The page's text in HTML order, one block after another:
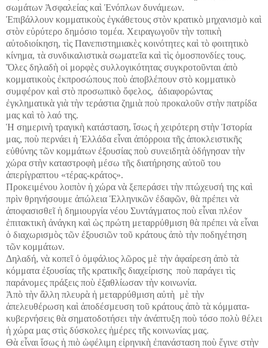
σωμάτων Ἀσφαλείας καὶ Ἐνόπλων δυνάμεων.
Ἐπιβάλλουν κομματικοὺς ἐγκάθετους στὸν κρατικὸ μηχανισμὸ καὶ
στὸν εὐρύτερο δημόσιο τομέα. Χειραγωγοῦν τὴν τοπικὴ
αὐτοδιοίκηση, τὶς Πανεπιστημιακὲς κοινότητες καὶ τὸ φοιτητικὸ
κίνημα, τὰ συνδικαλιστικὰ σωματεῖα καὶ τὶς ὁμοσπονδίες τους.
Ὅλες δηλαδὴ οἱ μορφὲς συλλογικότητας συγκροτοῦνται ἀπὸ
κομματικοὺς ἐκπροσώπους ποὺ ἀποβλέπουν στὸ κομματικὸ
συμφέρον καὶ στὸ προσωπικὸ ὄφελος, ἀδιαφορώντας
ἐγκληματικὰ γιὰ τὴν τεράστια ζημιὰ ποὺ προκαλοῦν στὴν πατρίδα
μας καὶ τὸ λαό της.
Ἡ σημερινὴ τραγικὴ κατάσταση, ἴσως ἡ χειρότερη στὴν Ἱστορία
μας, ποὺ περνάει ἡ Ἑλλάδα εἶναι ἀπόρροια τῆς ἀποκλειστικῆς
εὐθύνης τῶν κομμάτων ἐξουσίας ποὺ συνειδητὰ ὁδήγησαν τὴν
χώρα στὴν καταστροφὴ μέσω τῆς διατήρησης αὐτοῦ του
ἀπερίγραπτου «τέρας-κράτος».
Προκειμένου λοιπὸν ἡ χώρα νὰ ξεπεράσει τὴν πτώχευσή της καὶ
πρὶν θρηνήσουμε ἀπώλεια Ἑλληνικῶν ἐδαφῶν, θὰ πρέπει νὰ
ἀποφασισθεῖ ἡ δημιουργία νέου Συντάγματος ποὺ εἶναι πλέον
ἐπιτακτικὴ ἀνάγκη καὶ ὡς πρώτη μεταρρύθμιση θὰ πρέπει νὰ εἶναι
ὁ διαχωρισμὸς τῶν ἐξουσιῶν τοῦ κράτους ἀπὸ τὴν ποδηγέτηση
τῶν κομμάτων.
Δηλαδή, νὰ κοπεῖ ὁ ὀμφάλιος λῶρος μὲ τὴν ἀφαίρεση ἀπὸ τὰ
κόμματα ἐξουσίας τῆς κρατικῆς διαχείρισης ποὺ παράγει τὶς
παράνομες πράξεις ποὺ ἐξαθλίωσαν τὴν κοινωνία.
Ἀπὸ τὴν ἄλλη πλευρὰ ἡ μεταρρύθμιση αὐτὴ μὲ τὴν
ἀπελευθέρωση καὶ ἀποδέσμευση τοῦ κράτους ἀπὸ τὰ κόμματα-
κυβερνήσεις θὰ σηματοδοτήσει τὴν ἀνάπτυξη ποὺ τόσο πολὺ θέλει
ἡ χώρα μας στὶς δύσκολες ἡμέρες τῆς κοινωνίας μας.
Θὰ εἶναι ἴσως ἡ πιὸ ὠφέλιμη εἰρηνικὴ ἐπανάσταση ποὺ ἔγινε στὴν